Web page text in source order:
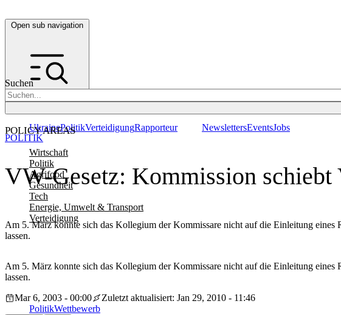
Open sub navigation
Suchen
POLICY AREAS
Wirtschaft
Politik
Agrifood
Gesundheit
Tech
Energie, Umwelt & Transport
Verteidigung
UkrainePolitikVerteidigungRapporteur NewslettersEventsJobs
VW-Gesetz: Kommission schiebt
Am 5. März konnte sich das Kollegium der Kommissare nicht auf die Einleitung
lassen.
POLITIK
Am 5. März konnte sich das Kollegium der Kommissare nicht auf die Einleitung
lassen.
Mar 6, 2003 - 00:00
Zuletzt aktualisiert: Jan 29, 2010 - 11:46
PolitikWettbewerb